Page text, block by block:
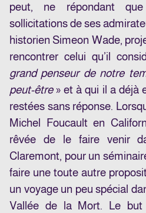
peut, ne répondant
sollicitations de ses
historien Simeon Wade,
rencontrer celui qu’il
grand penseur de notre
peut-être» et à qui il a déjà
restées sans réponse.
Michel Foucault en
rêvée de le faire venir
Claremont, pour un
faire une toute autre
un voyage un peu spécial
Vallée de la Mort. Le but